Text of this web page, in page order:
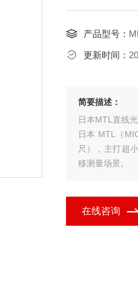
产品型号：
更新时间：
简要描述：
日本MTL直线
日本 MTL（
尺），主打超
移测量场景。
在线咨询